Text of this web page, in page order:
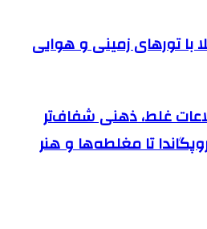
با تورهای زمینی و هوایی
غلط، ذهنی شفاف‌تر
تا مغلطه‌ها و هنر